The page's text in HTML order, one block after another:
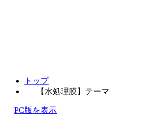
トップ
【水処理膜】テーマ
PC版を表示